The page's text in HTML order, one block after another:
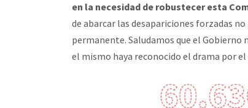
en la necesidad de robustecer esta
de abarcar las desapariciones forzadas
permanente. Saludamos que el Gobierno
el mismo haya reconocido el drama por